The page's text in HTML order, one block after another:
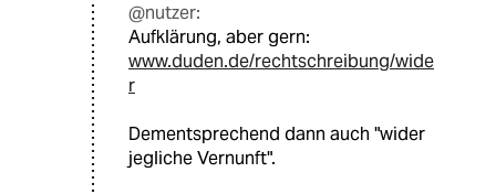
@nutzer:
Aufklärung, aber gern:
www.duden.de/rechtschreibung/wide
r
Dementsprechend dann auch "wider
jegliche Vernunft".